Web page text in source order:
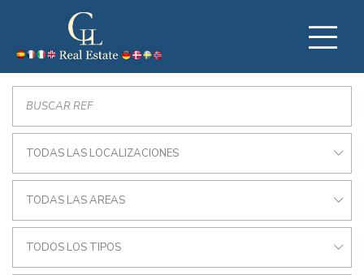
TODAS LAS LOCALIZACIONES
TODAS LAS AREAS
TODOS LOS TIPOS